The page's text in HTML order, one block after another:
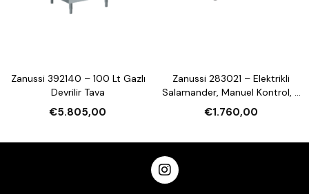
Zanussi 392140 – 100 Lt Gazlı
Devrilir Tava
€5.805,00
Zanussi 283021 – Elektrikli
Salamander, Manuel Kontrol, 3
Tarafı Açık, 600 mm
€1.760,00